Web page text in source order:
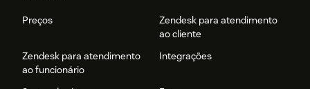
Preços
Zendesk para atendimento
ao cliente
Zendesk para atendimento
ao funcionário
Integrações